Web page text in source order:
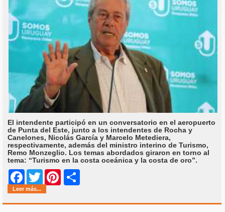
El intendente participó en un conversatorio en el aeropuerto
de Punta del Este, junto a los intendentes de Rocha y
Canelones, Nicolás García y Marcelo Metediera,
respectivamente, además del ministro interino de Turismo,
Remo Monzeglio. Los temas abordados giraron en torno al
tema: “Turismo en la costa oceánica y la costa de oro”.
Facebook
Twitter Pinterest
Leer más...